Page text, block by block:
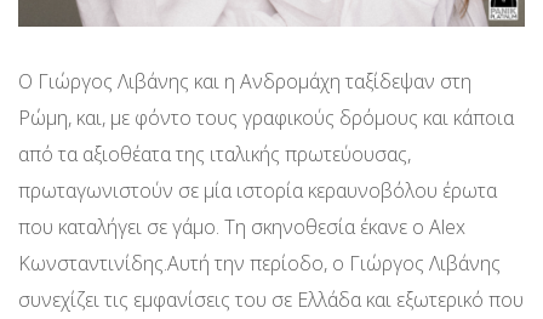
Ο Γιώργος Λιβάνης και η Ανδρομάχη ταξίδεψαν στη
Ρώμη, και, με φόντο τους γραφικούς δρόμους και κάποια
από τα αξιοθέατα της ιταλικής πρωτεύουσας,
πρωταγωνιστούν σε μία ιστορία κεραυνοβόλου έρωτα
που καταλήγει σε γάμο. Τη σκηνοθεσία έκανε ο Alex
Κωνσταντινίδης.Αυτή την περίοδο, ο Γιώργος Λιβάνης
συνεχίζει τις εμφανίσεις του σε Ελλάδα και εξωτερικό που